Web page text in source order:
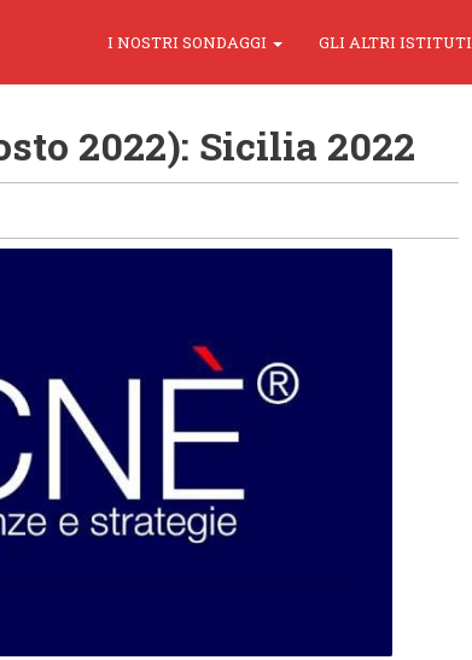
I NOSTRI SONDAGGI GLI ALTRI ISTITUTI
2022): Sicilia 2022